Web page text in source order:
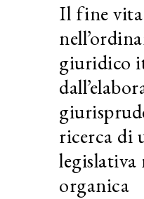
Il fine vita
giuridico
ricerca di
legislativa
organica